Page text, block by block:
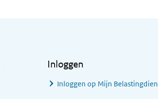
Inloggen
Inloggen op Mijn